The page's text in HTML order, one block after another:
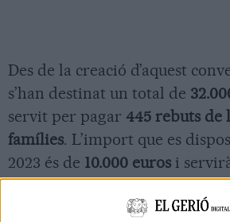
Des de la creació d’aquest
s’han destinat un total de
servit per pagar 445 rebuts de
famílies. L’import que es
2023 és de 10.000 euros i
servei d’aigua a totes les